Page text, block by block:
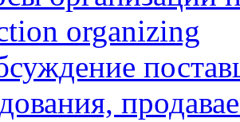
organizing